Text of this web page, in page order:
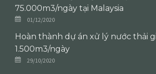
75.000m3/ngày tại Malaysia
01/12/2020
Hoàn thành dự án xử lý nước thải
1.500m3/ngày
29/10/2020